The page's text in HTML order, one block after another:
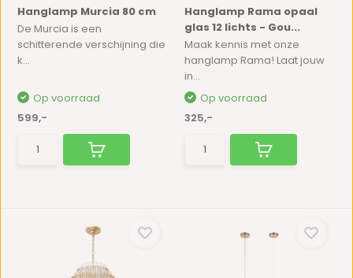
Hanglamp Murcia 80 cm
De Murcia is een
schitterende verschijning die
k...
Op voorraad
599,-
Hanglamp Rama opaal
glas 12 lichts - Gou...
Maak kennis met onze
hanglamp Rama! Laat jouw
in...
Op voorraad
325,-